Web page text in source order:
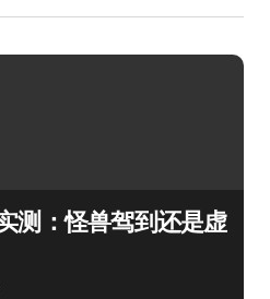
测：怪兽驾到还是虚